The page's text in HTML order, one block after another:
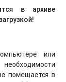
в архиве
или
помещается в